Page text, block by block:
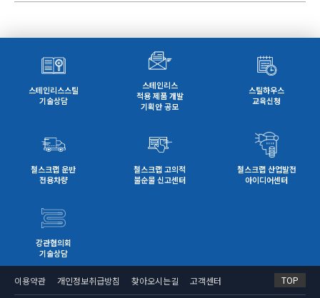
스테인리스스틸
기술상담
스테인리스
적용 제품 개발
기획안 공모
스틸하우스
교육신청
철스크랩 운반
전용차량
철스크랩 고의적
불순물 신고센터
철스크랩 산업발전
아이디어센터
강관협의회
기술상담
이용약관 개인정보취급방침 찾아오시는길 고객센터 TOP